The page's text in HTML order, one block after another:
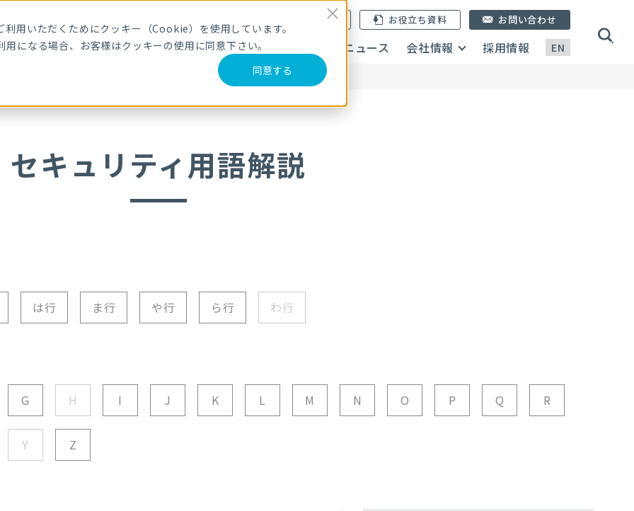
用いただくためにクッキー（Cookie）を使用しています。
になる場合、お客様はクッキーの使用に同意下さい。
同意する
EN
メールマガジン登録 お役立ち資料
サービス・製品 導入事例 セミナー ブログ ニュース 会社情報 採用情報
お問い合わせ
セキュリティ用語解説
は行 ま行 や行 ら行 わ行
G H I J K L M N O P Q R
Y Z